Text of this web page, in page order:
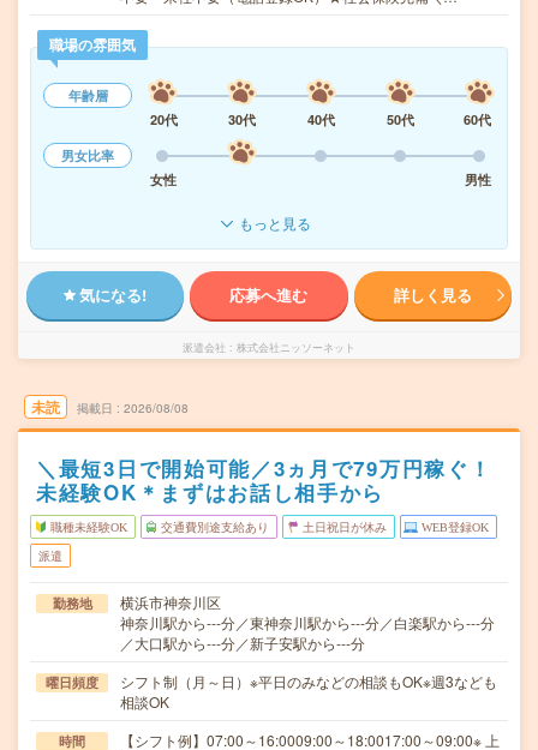
職場の雰囲気
年齢層
20代
30代 40代 50代
60代
男女比率
女性
男性
もっと見る
気になる! 応募へ進む 詳しく見る
派遣会社 株式会社ニッソーネット
未読 掲載日 2026/08/08
＼最短3日で開始可能／3ヵ月で79万円稼ぐ！
未経験OK＊まずはお話し相手から
職種未経験OK 交通費別途支給あり 土日祝日が休み WEB登録OK
派遣
勤務地
横浜市神奈川区
神奈川駅から---分／東神奈川駅から---分／白楽駅から---分
／大口駅から---分／新子安駅から---分
曜日頻度
シフト制（月～日）※平日のみなどの相談もOK※週3なども
相談OK
時間
【シフト例】07:00～16:0009:00～18:0017:00～09:00※ 上